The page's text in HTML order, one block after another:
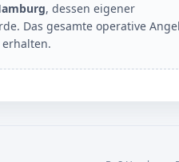
, dessen eigener
Das gesamte operative